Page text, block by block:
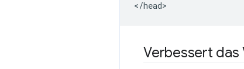
Verbessert das